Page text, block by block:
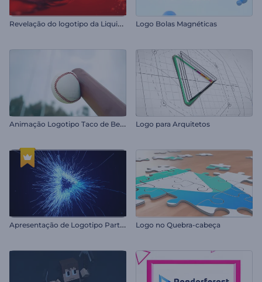
R
evelação do logotipo da Liquid Fusion Logo Bolas Magnéticas
A
nimação Logotipo Taco de Beisebol Logo para Arquitetos
A
presentação de Logotipo Partículas Eletrizantes Logo no Quebra-cabeça